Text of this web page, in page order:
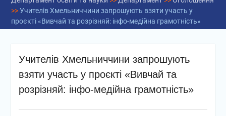
>>Учителів Хмельниччини запрошують взяти участь у
проєкті «Вивчай та розрізняй: інфо-медійна грамотність»
Учителів Хмельниччини запрошують
взяти участь у проєкті «Вивчай та
розрізняй: інфо-медійна грамотність»